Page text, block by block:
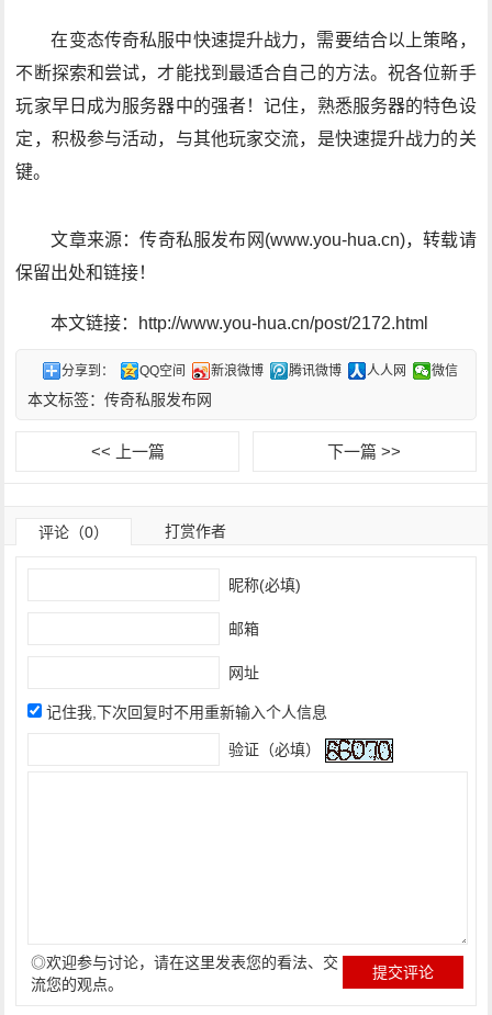
在变态传奇私服中快速提升战力，需要结合以上策略，
不断探索和尝试，才能找到最适合自己的方法。祝各位新手
玩家早日成为服务器中的强者！记住，熟悉服务器的特色设
定，积极参与活动，与其他玩家交流，是快速提升战力的关
键。
文章来源：传奇私服发布网(www.you-hua.cn)，转载请
保留出处和链接！
本文链接：http://www.you-hua.cn/post/2172.html
分享到： QQ空间 新浪微博 腾讯微博 人人网 微信
本文标签：传奇私服发布网
<< 上一篇 下一篇 >>
评论（0） 打赏作者
昵称(必填)
邮箱
网址
记住我,下次回复时不用重新输入个人信息
验证（必填）
◎欢迎参与讨论，请在这里发表您的看法、交
流您的观点。